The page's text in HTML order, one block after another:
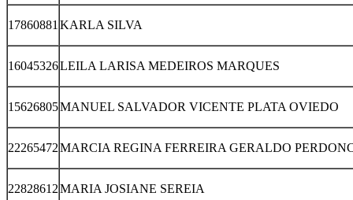
17860881 KARLA SILVA
16045326LEILA LARISA MEDEIROS MARQUES
15626805MANUEL SALVADOR VICENTE PLATA OVIEDO
22265472MARCIA REGINA FERREIRA GERALDO
22828612MARIA JOSIANE SEREIA